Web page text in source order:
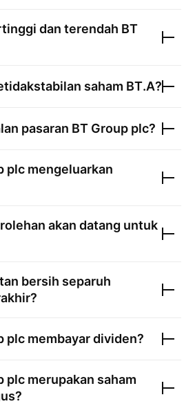
dan terendah BT
saham BT.A?
pasaran BT Group plc?
plc mengeluarkan
akan datang untuk
bersih separuh
plc membayar dividen?
plc merupakan saham